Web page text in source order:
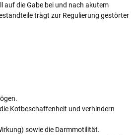
auf die Gabe bei und nach akutem
trägt zur Regulierung gestörter
Kotbeschaffenheit und verhindern
sowie die Darmmotilität.